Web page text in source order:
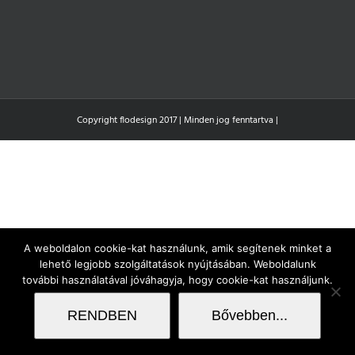
Copyright flodesign 2017 | Minden jog fenntartva |
A weboldalon cookie-kat használunk, amik segítenek minket a
lehető legjobb szolgáltatások nyújtásában. Weboldalunk
további használatával jóváhagyja, hogy cookie-kat használjunk.
RENDBEN Bővebben...